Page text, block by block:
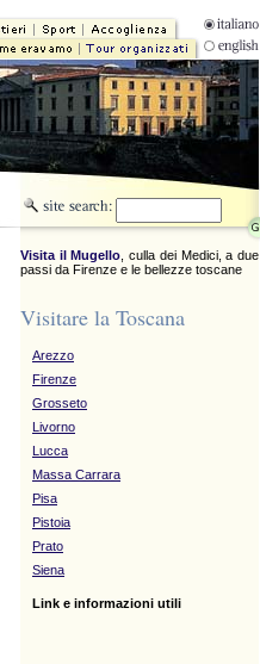
Visita il Mugello , culla dei Medici, a due
passi da Firenze e le bellezze toscane
Visitare la Toscana
Arezzo
Firenze
Grosseto
Livorno
Lucca
Massa Carrara
Pisa
Pistoia
Prato
Siena
Link e informazioni utili